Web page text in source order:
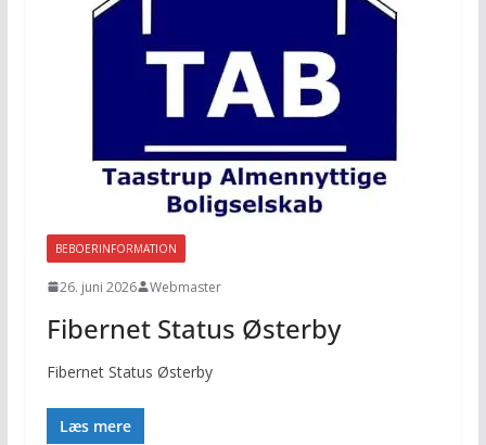
BEBOERINFORMATION
26. juni 2026 Webmaster
Fibernet Status Østerby
Fibernet Status Østerby
Læs mere